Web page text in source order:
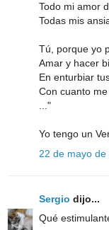
Todo mi amor
Todas mis
Tú, porque yo
Amar y hacer
En enturbiar
Con cuanto
..."
Yo tengo un
22 de mayo
Sergio dijo...
Qué